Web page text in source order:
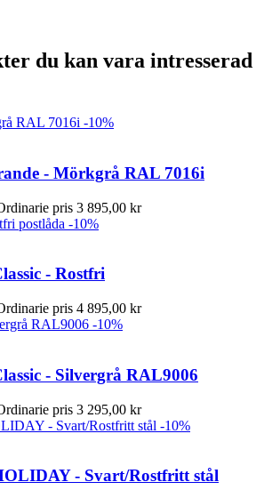
du kan vara intresserad
-10%
- Mörkgrå RAL 7016i
pris 3 895,00 kr
-10%
- Rostfri
pris 4 895,00 kr
-10%
- Silvergrå RAL9006
pris 3 295,00 kr
-10%
- Svart/Rostfritt stål